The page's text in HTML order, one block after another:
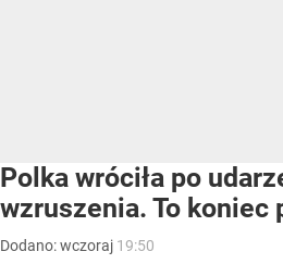
Polka wróciła po
wzruszenia. To koniec
Dodano:wczoraj 19:50